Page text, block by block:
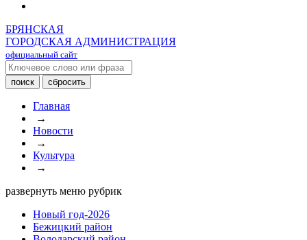
БРЯНСКАЯ
ГОРОДСКАЯ АДМИНИСТРАЦИЯ
официальный сайт
Главная
→
Новости
→
Культура
→
развернуть меню рубрик
Новый год-2026
Бежицкий район